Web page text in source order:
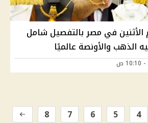
الأثنين في مصر بالتفصيل شامل
الذهب والأونصة عالميًا
4
5
6
7
8